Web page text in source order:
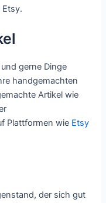
Etsy.
gerne Dinge
handgemachten
Artikel wie
Plattformen wie Etsy
der sich gut